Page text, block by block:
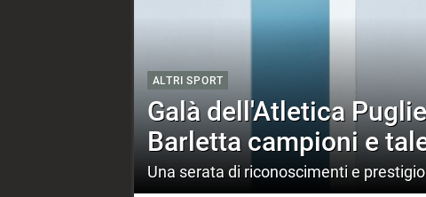
ALTRI SPORT
Galà dell'Atletica
Barletta campioni e
Una serata di riconoscimenti e